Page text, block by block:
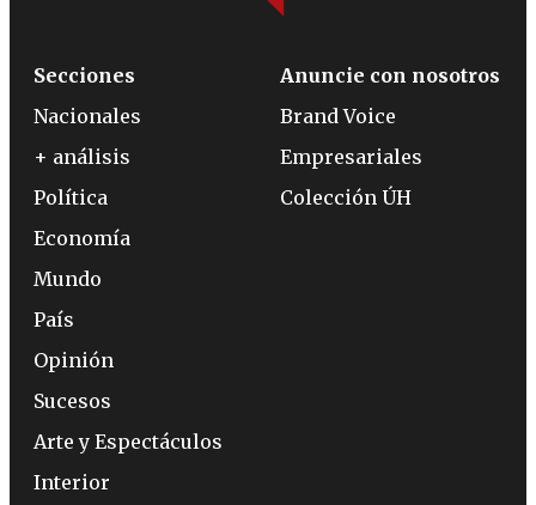
Secciones
Nacionales
+ análisis
Política
Economía
Mundo
País
Opinión
Sucesos
Arte y Espectáculos
Interior
Anuncie con nosotros
Brand Voice
Empresariales
Colección ÚH